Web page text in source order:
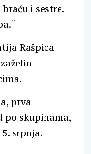
i sestre.
Rašpica
prva
po skupinama,
srpnja.